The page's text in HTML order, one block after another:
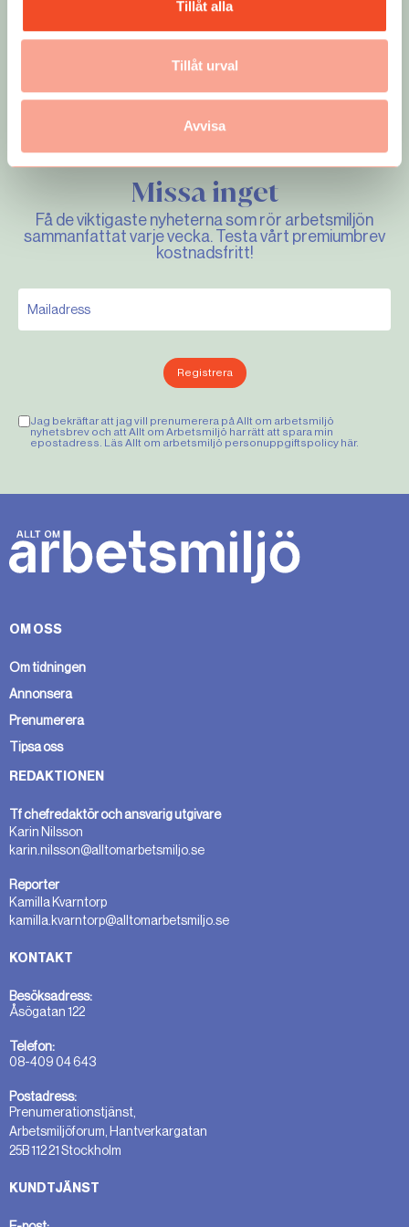
Tillåt alla
Tillåt urval
Avvisa
Missa inget
Få de viktigaste nyheterna som rör arbetsmiljön
sammanfattat varje vecka. Testa vårt premiumbrev
kostnadsfritt!
Registrera
Jag bekräftar att jag vill prenumerera på Allt om arbetsmiljö
nyhetsbrev och att Allt om Arbetsmiljö har rätt att spara min
epostadress. Läs Allt om arbetsmiljö personuppgiftspolicy här.
OM OSS
Om tidningen
Annonsera
Prenumerera
Tipsa oss
REDAKTIONEN
Tf chefredaktör och ansvarig utgivare
Karin Nilsson
karin.nilsson@alltomarbetsmiljo.se
Reporter
Kamilla Kvarntorp
kamilla.kvarntorp@alltomarbetsmiljo.se
KONTAKT
Besöksadress:
Åsögatan 122
Telefon:
08-409 04 643
Postadress:
Prenumerationstjänst,
Arbetsmiljöforum, Hantverkargatan
25B 112 21 Stockholm
KUNDTJÄNST